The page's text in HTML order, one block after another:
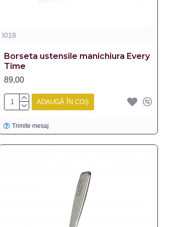
I018
Borseta ustensile manichiura Every
Time
89,00
ADAUGĂ ÎN COȘ
Trimite mesaj